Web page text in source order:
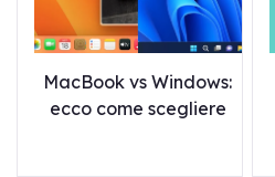
MacBook vs Windows:
ecco come scegliere